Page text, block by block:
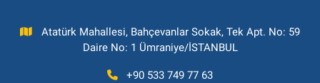
Atatürk Mahallesi, Bahçevanlar Sokak, Tek Apt. No: 59
Daire No: 1 Ümraniye/İSTANBUL
+90 533 749 77 63